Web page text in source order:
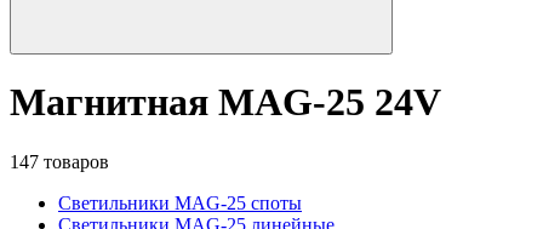
Магнитная MAG-25 24V
147 товаров
Светильники MAG-25 споты
Светильники MAG-25 линейные